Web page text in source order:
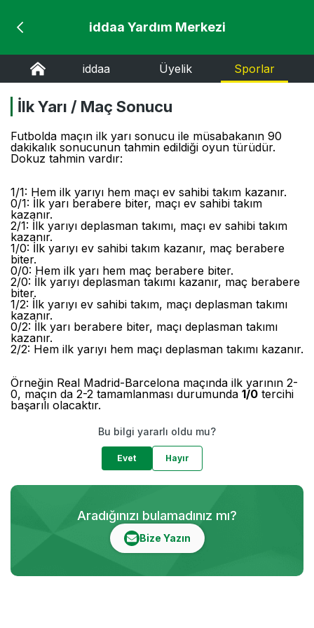
iddaa Yardım Merkezi
iddaa Üyelik Sporlar
İlk Yarı / Maç Sonucu
Futbolda maçın ilk yarı sonucu ile müsabakanın 90
dakikalık sonucunun tahmin edildiği oyun türüdür.
Dokuz tahmin vardır:
1/1: Hem ilk yarıyı hem maçı ev sahibi takım kazanır.
0/1: İlk yarı berabere biter, maçı ev sahibi takım
kazanır.
2/1: İlk yarıyı deplasman takımı, maçı ev sahibi takım
kazanır.
1/0: İlk yarıyı ev sahibi takım kazanır, maç berabere
biter.
0/0: Hem ilk yarı hem maç berabere biter.
2/0: İlk yarıyı deplasman takımı kazanır, maç berabere
biter.
1/2: İlk yarıyı ev sahibi takım, maçı deplasman takımı
kazanır.
0/2: İlk yarı berabere biter, maçı deplasman takımı
kazanır.
2/2: Hem ilk yarıyı hem maçı deplasman takımı kazanır.
Örneğin Real Madrid-Barcelona maçında ilk yarının 2-
0, maçın da 2-2 tamamlanması durumunda 1/0 tercihi
başarılı olacaktır.
Bu bilgi yararlı oldu mu?
Evet Hayır
Aradığınızı bulamadınız mı?
Bize Yazın